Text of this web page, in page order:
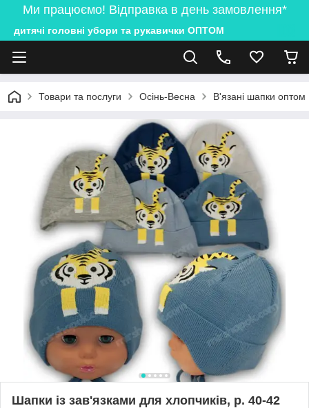
Ми працюємо! Відправка в день замовлення*
дитячі головні убори та рукавички ОПТОМ
Товари та послуги Осінь-Весна В'язані шапки оптом
Шапки із зав'язками для хлопчиків, р. 40-42